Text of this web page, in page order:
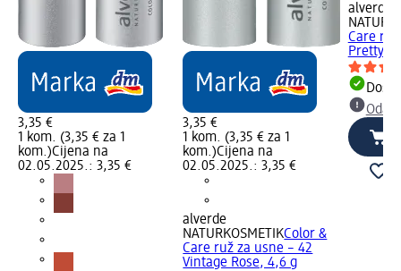
3,35 €
1 kom. (3,35 € za 1
kom.)Cijena na
02.05.2025.: 3,35 €
3,35 €
1 kom. (3,35 € za 1
kom.)Cijena na
02.05.2025.: 3,35 €
alverde
NATURKOSMETIKColor &
Care ruž za usne – 42
Vintage Rose, 4,6 g
alverde
Care
Pretty